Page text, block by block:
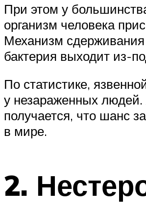
При этом у
организм человека
Механизм
бактерия выходит из-
По статистике,
у незараженных людей.
получается, что шанс
в мире.
2.